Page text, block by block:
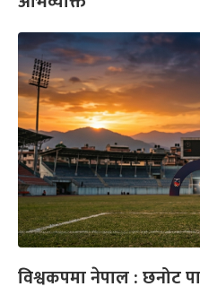
विश्वकपमा नेपाल : छनोट